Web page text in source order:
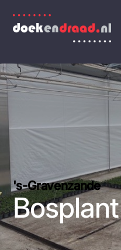
's-Gravenzande
Bosplant